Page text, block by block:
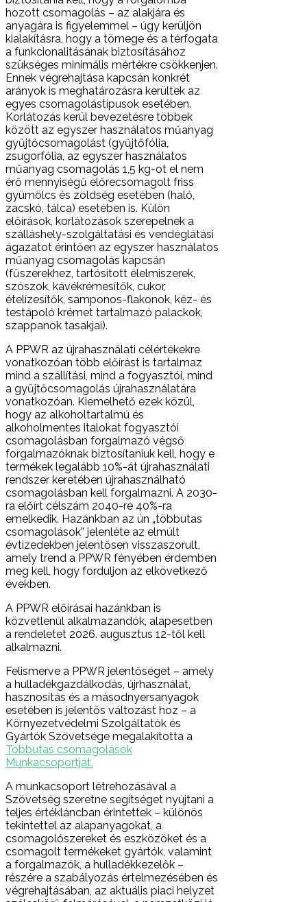
hozott csomagolás – az alakjára és
anyagára is figyelemmel – úgy kerüljön
kialakításra, hogy a tömege és a térfogata
a funkcionalitásának biztosításához
szükséges minimális mértékre csökkenjen.
Ennek végrehajtása kapcsán konkrét
arányok is meghatározásra kerültek az
egyes csomagolástípusok esetében.
Korlátozás kerül bevezetésre többek
között az egyszer használatos műanyag
gyűjtőcsomagolást (gyűjtőfólia,
zsugorfólia, az egyszer használatos
műanyag csomagolás 1,5 kg-ot el nem
érő mennyiségű előrecsomagolt friss
gyümölcs és zöldség esetében (haló,
zacskó, tálca) esetében is. Külön
előírások, korlátozások szerepelnek a
szálláshely-szolgáltatási és vendéglátási
ágazatot érintően az egyszer használatos
műanyag csomagolás kapcsán
(fűszerekhez, tartósított élelmiszerek,
szószok, kávékrémesítők, cukor,
ételízesítők, samponos-flakonok, kéz- és
testápoló krémet tartalmazó palackok,
szappanok tasakjai).
A PPWR az újrahasználati célértékekre
vonatkozóan több előírást is tartalmaz
mind a szállítási, mind a fogyasztói, mind
a gyűjtőcsomagolás újrahasználatára
vonatkozóan. Kiemelhető ezek közül,
hogy az alkoholtartalmú és
alkoholmentes italokat fogyasztói
csomagolásban forgalmazó végső
forgalmazóknak biztosítaniuk kell, hogy e
termékek legalább 10%-át újrahasználati
rendszer keretében újrahasználható
csomagolásban kell forgalmazni. A 2030-
ra előírt célszám 2040-re 40%-ra
emelkedik. Hazánkban az ún „többutas
csomagolások” jelenléte az elmúlt
évtizedekben jelentősen visszaszorult,
amely trend a PPWR fényében érdemben
meg kell, hogy forduljon az elkövetkező
években.
A PPWR előírásai hazánkban is
közvetlenül alkalmazandók, alapesetben
a rendeletet 2026. augusztus 12-től kell
alkalmazni.
Felismerve a PPWR jelentőséget – amely
a hulladékgazdálkodás, újrhasználat,
hasznosítás és a másodnyersanyagok
esetében is jelentős változást hoz – a
Környezetvédelmi Szolgáltatók és
Gyártók Szövetsége megalakította a
Többutas csomagolások
Munkacsoportját.
A munkacsoport létrehozásával a
Szövetség szeretne segítséget nyújtani a
teljes értékláncban érintettek – különös
tekintettel az alapanyagokat, a
csomagolószereket és eszközöket és a
csomagolt termékeket gyártók, valamint
a forgalmazók, a hulladékkezelők –
részére a szabályozás értelmezésében és
végrehajtásában, az aktuális piaci helyzet